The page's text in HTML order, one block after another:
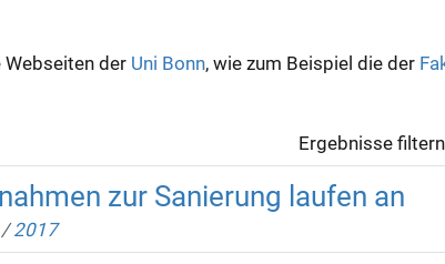
Webseiten der Uni Bonn, wie zum Beispiel die der
Ergebnisse filtern
zur Sanierung laufen an
/2017